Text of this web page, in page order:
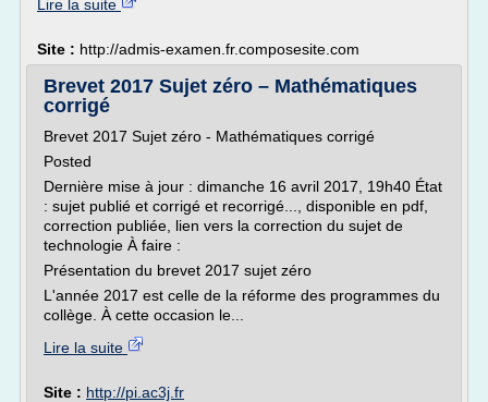
Lire la suite
Site : http://admis-examen.fr.composesite.com
Brevet 2017 Sujet zéro – Mathématiques
corrigé
Brevet 2017 Sujet zéro - Mathématiques corrigé
Posted
Dernière mise à jour : dimanche 16 avril 2017, 19h40 État
: sujet publié et corrigé et recorrigé..., disponible en pdf,
correction publiée, lien vers la correction du sujet de
technologie À faire :
Présentation du brevet 2017 sujet zéro
L'année 2017 est celle de la réforme des programmes du
collège. À cette occasion le...
Lire la suite
Site : http://pi.ac3j.fr